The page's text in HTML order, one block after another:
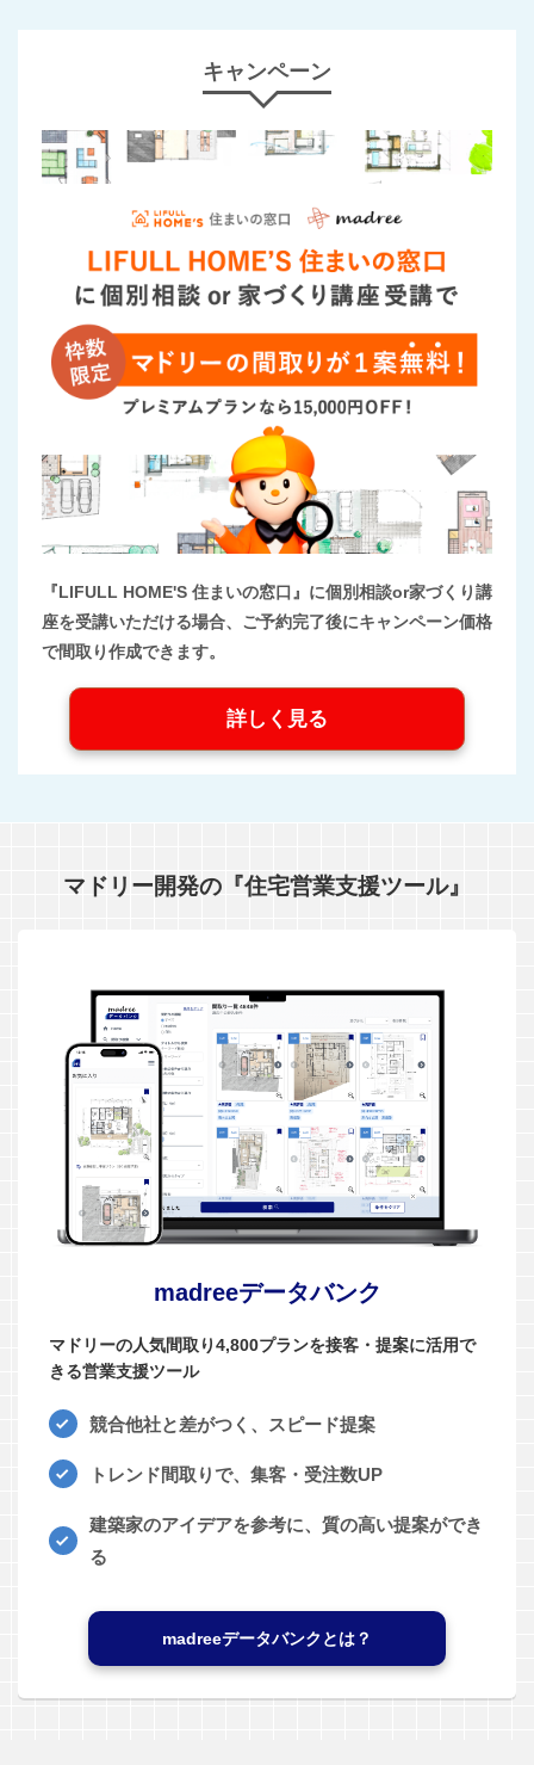
キャンペーン
『LIFULL HOME'S 住まいの窓口』に個別相談or家づくり講
座を受講いただける場合、ご予約完了後にキャンペーン価格
で間取り作成できます。
詳しく見る
マドリー開発の『住宅営業支援ツール』
madreeデータバンク
マドリーの人気間取り4,800プランを接客・提案に活用で
きる営業支援ツール
競合他社と差がつく、スピード提案
トレンド間取りで、集客・受注数UP
建築家のアイデアを参考に、質の高い提案ができ
る
madreeデータバンクとは？